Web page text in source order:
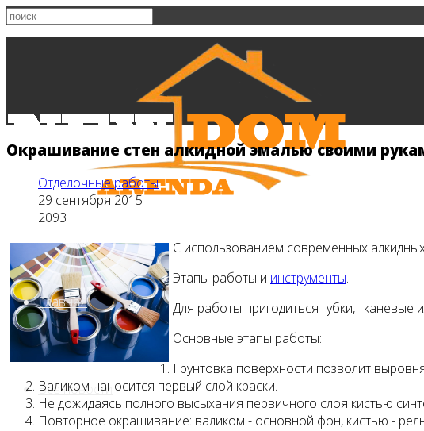
Главная
Все новости
Окрашивание стен алкидной эмалью своими
Отделочные работы
29 сентября 2015
2093
С использованием современных
Этапы работы и инструменты.
Для работы пригодиться губки, тканевые
Основные этапы работы:
Грунтовка поверхности позволит
Валиком наносится первый слой краски.
Не дожидаясь полного высыхания первичного слоя кистью
Повторное окрашивание: валиком - основной фон, кистью -